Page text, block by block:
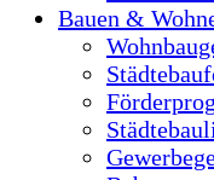
Bauen &